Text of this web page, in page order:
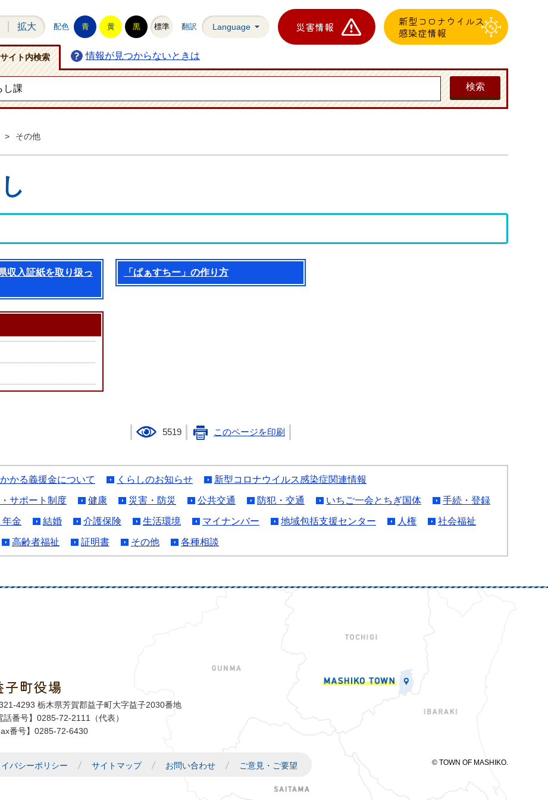
拡大 配色 青 黄 黒 標準 翻訳 Language 災害情報
新型コロナウイルス
感染症情報
サイト内検索 情報が見つからないときは
> その他
収入証紙を取り扱っ
「ぱぁすちー」の作り方
5519 このページを印刷
かる義援金について くらしのお知らせ 新型コロナウイルス感染症関連情報
サポート制度 健康 災害・防災 公共交通 防犯・交通 いちご一会とちぎ国体 手続・登録
年金 結婚 介護保険 生活環境 マイナンバー 地域包括支援センター 人権 社会福祉
高齢者福祉 証明書 その他 各種相談
益子町
子町役場
4293 栃木県芳賀郡益子町大字益子2030番地
話番号】0285-72-2111（代表）
番号】0285-72-6430
バシーポリシー サイトマップ お問い合わせ ご意見・ご要望 © TOWN OF MASHIKO.